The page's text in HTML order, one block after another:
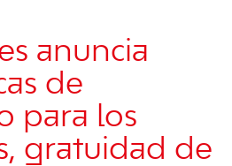
anuncia
de
para los
gratuidad de